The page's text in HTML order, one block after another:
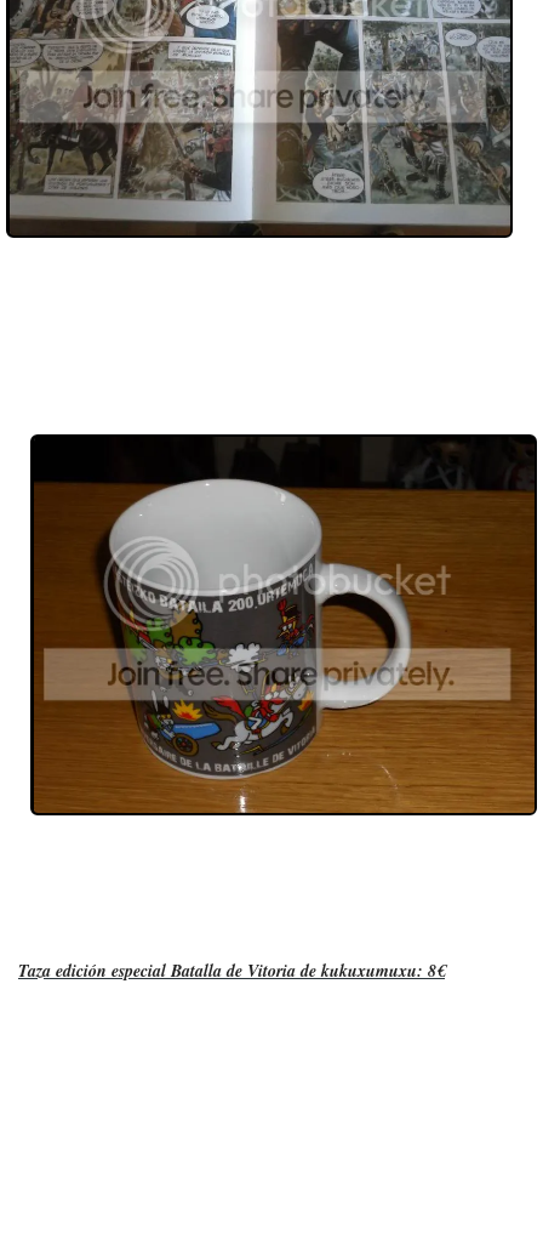
Taza edición especial Batalla de Vitoria de kukuxumuxu: 8€